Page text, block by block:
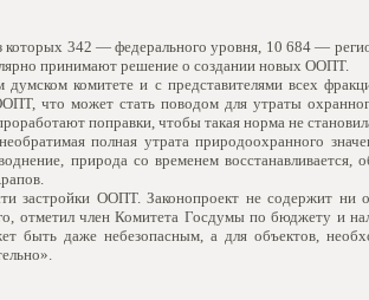
342 — федерального уровня, 10 684 —
принимают решение о создании новых ООПТ.
комитете и с представителями всех
что может стать поводом для утраты
поправки, чтобы такая норма не
полная утрата природоохранного
природа со временем
застройки ООПТ. Законопроект не содержит ни
отметил член Комитета Госдумы по бюджету и
даже небезопасным, а для объектов,